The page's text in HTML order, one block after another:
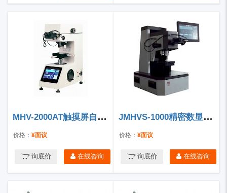
MHV-2000AT触摸屏自动转塔数显显微硬度计
价格： ¥面议
询底价 在线咨询
JMHVS-1000精密数显显微硬度计
价格： ¥面议
询底价 在线咨询